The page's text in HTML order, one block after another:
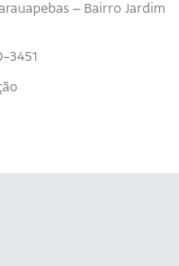
– Bairro Jardim
3451